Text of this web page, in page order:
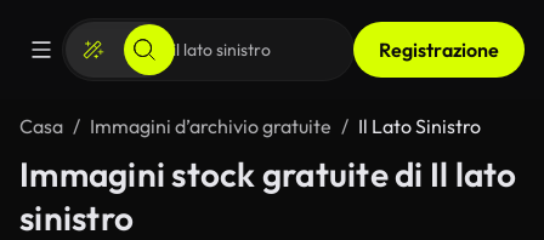
Registrazione
Casa Immagini d’archivio gratuite Il Lato Sinistro
Immagini stock gratuite di Il lato
sinistro